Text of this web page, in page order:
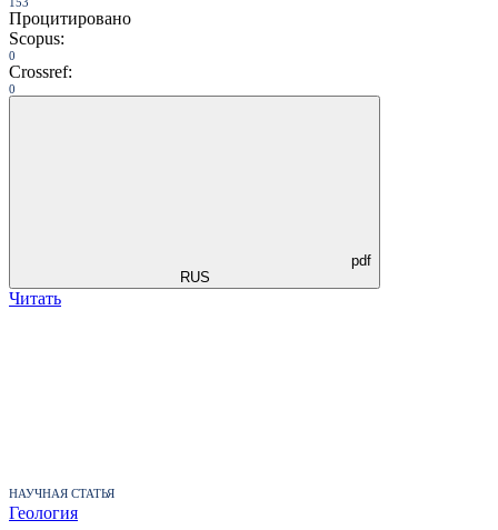
Процитировано
Scopus:
0
Crossref:
0
pdf
RUS
Читать
НАУЧНАЯ СТАТЬЯ
Геология